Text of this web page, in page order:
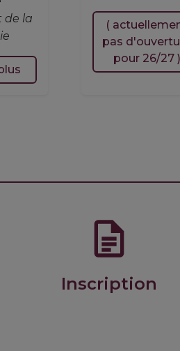
de la
(
pas
pour 26/27 )
Inscription